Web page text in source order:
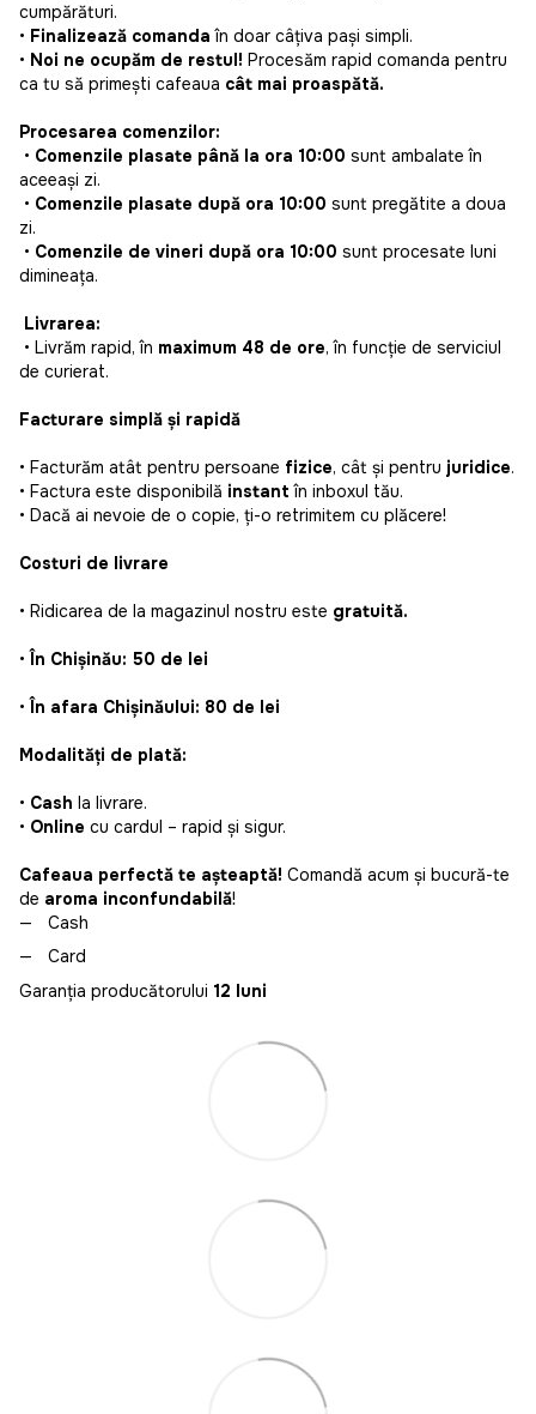
cumpărături.
• Finalizează comanda în doar câțiva pași simpli.
• Noi ne ocupăm de restul! Procesăm rapid comanda pentru
ca tu să primești cafeaua cât mai proaspătă.
Procesarea comenzilor:
• Comenzile plasate până la ora 10:00 sunt ambalate în
aceeași zi.
• Comenzile plasate după ora 10:00 sunt pregătite a doua
zi.
• Comenzile de vineri după ora 10:00 sunt procesate luni
dimineața.
Livrarea:
• Livrăm rapid, în maximum 48 de ore, în funcție de serviciul
de curierat.
Facturare simplă și rapidă
• Facturăm atât pentru persoane fizice, cât și pentru juridice.
• Factura este disponibilă instant în inboxul tău.
• Dacă ai nevoie de o copie, ți-o retrimitem cu plăcere!
Costuri de livrare
• Ridicarea de la magazinul nostru este gratuită.
•În Chișinău: 50 de lei
•În afara Chișinăului: 80 de lei
Modalități de plată:
• Cash la livrare.
• Online cu cardul – rapid și sigur.
Cafeaua perfectă te așteaptă! Comandă acum și bucură-te
de aroma inconfundabilă!
Cash
Card
Garanția producătorului 12 luni